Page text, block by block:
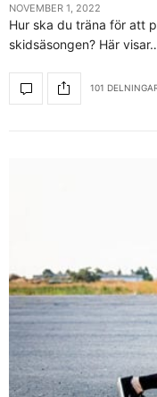
NOVEMBER 1, 2022
Hur ska du träna för att
skidsäsongen? Här
101